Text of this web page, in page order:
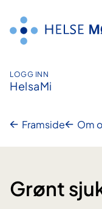
innhald
LOGG INN
HelsaMi
Framside Om
Grønt